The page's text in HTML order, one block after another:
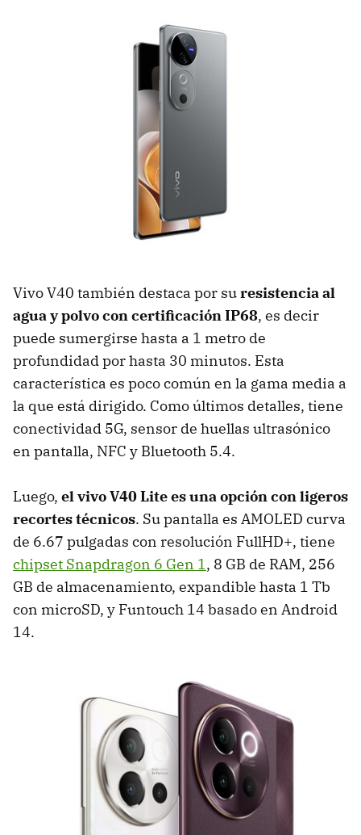
Vivo V40 también destaca por suresistencia al
agua y polvo con certificación IP68, es decir
puede sumergirse hasta a 1 metro de
profundidad por hasta 30 minutos. Esta
característica es poco común en la gama media a
la que está dirigido. Como últimos detalles, tiene
conectividad 5G, sensor de huellas ultrasónico
en pantalla, NFC y Bluetooth 5.4.
Luego, el vivo V40 Lite es una opción con ligeros
recortes técnicos. Su pantalla es AMOLED curva
de 6.67 pulgadas con resolución FullHD+, tiene
chipset Snapdragon 6 Gen 1, 8 GB de RAM, 256
GB de almacenamiento, expandible hasta 1 Tb
con microSD, y Funtouch 14 basado en Android
14.